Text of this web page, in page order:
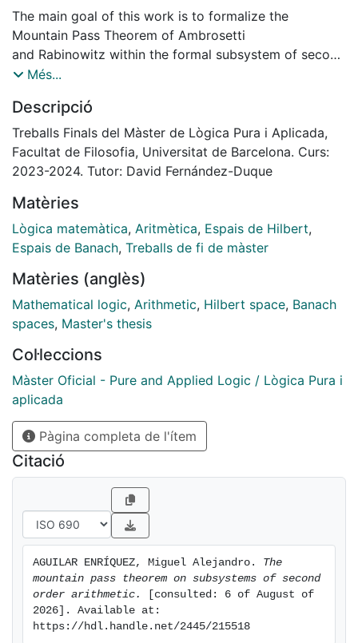
The main goal of this work is to formalize the
Mountain Pass Theorem of Ambrosetti
and Rabinowitz within the formal subsystem of second
order arithmetic
system to have access to
the space of continuous functions from [0, 1] into a
separable Banach space and
from there built formalized proofs of the basic
Theorem: The deformation lemma and the minimax
principle that proves the theorem
itself.
Més...
Descripció
Treballs Finals del Màster de Lògica Pura i Aplicada,
Facultat de Filosofia, Universitat de Barcelona. Curs:
2023-2024. Tutor: David Fernández-Duque
Matèries
Lògica matemàtica, Aritmètica, Espais de Hilbert,
Espais de Banach, Treballs de fi de màster
Matèries (anglès)
Mathematical logic, Arithmetic, Hilbert space, Banach
spaces, Master's thesis
Col·leccions
Màster Oficial - Pure and Applied Logic / Lògica Pura i
aplicada
Pàgina completa de l'ítem
Citació
AGUILAR ENRÍQUEZ, Miguel Alejandro. The
mountain pass theorem on subsystems of second
order arithmetic.
[consulted: 6 of August of
2026]. Available at:
https://hdl.handle.net/2445/215518